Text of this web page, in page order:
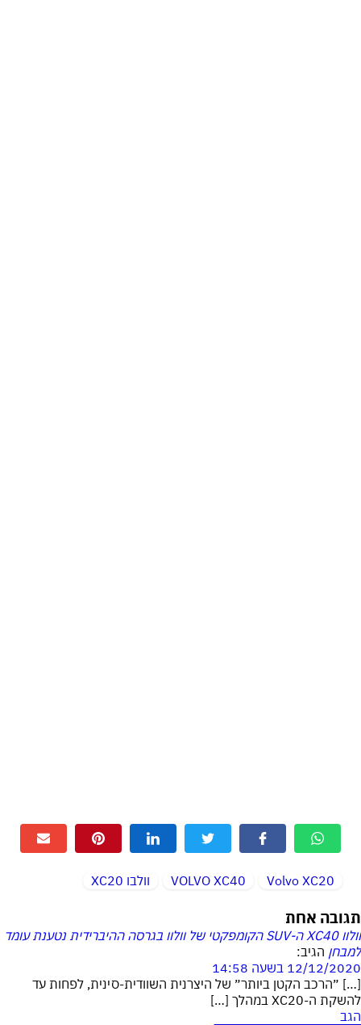
Volvo XC20
VOLVO XC40 וולבו XC20
תגובה אחת
וולוו XC40 ה-SUV הקומפקטי של וולוו בגרסה ההיברידית נטענת עומד
למבחן הגיב:
12/12/2020 בשעה 14:58
[…] ״הרכב הקטן ביותר״ של היצרנית השוודית-סינית, לפחות עד
להשקת ה-XC20 במהלך […]
הגב